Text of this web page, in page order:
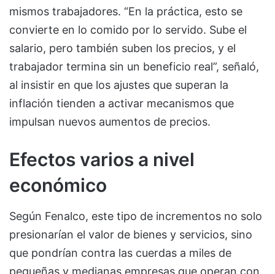
mismos trabajadores. “En la práctica, esto se
convierte en lo comido por lo servido. Sube el
salario, pero también suben los precios, y el
trabajador termina sin un beneficio real”, señaló,
al insistir en que los ajustes que superan la
inflación tienden a activar mecanismos que
impulsan nuevos aumentos de precios.
Efectos varios a nivel
económico
Según Fenalco, este tipo de incrementos no solo
presionarían el valor de bienes y servicios, sino
que pondrían contra las cuerdas a miles de
pequeñas y medianas empresas que operan con